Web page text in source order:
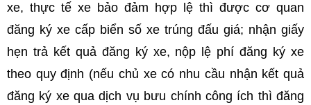
xe, thực tế xe bảo đảm hợp lệ thì được cơ quan
đăng ký xe cấp biển số xe trúng đấu giá; nhận giấy
hẹn trả kết quả đăng ký xe, nộp lệ phí đăng ký xe
theo quy định (nếu chủ xe có nhu cầu nhận kết quả
đăng ký xe qua dịch vụ bưu chính công ích thì đăng